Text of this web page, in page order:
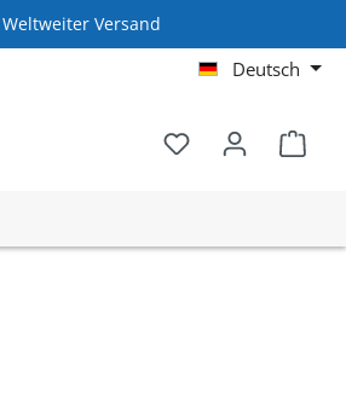
Weltweiter Versand
Deutsch